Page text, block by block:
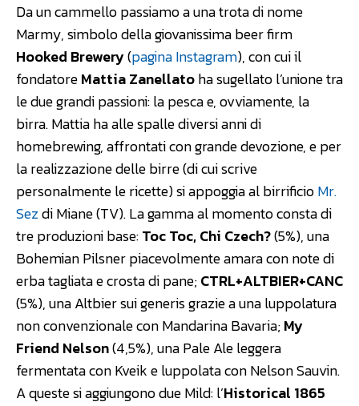
Da un cammello passiamo a una trota di nome
Marmy, simbolo della giovanissima beer firm
Hooked Brewery(pagina Instagram), con cui il
fondatoreMattia Zanellatoha sugellato l’unione tra
le due grandi passioni: la pesca e, ovviamente, la
birra. Mattia ha alle spalle diversi anni di
homebrewing, affrontati con grande devozione, e per
la realizzazione delle birre (di cui scrive
personalmente le ricette) si appoggia al birrificioMr.
Sezdi Miane (TV). La gamma al momento consta di
tre produzioni base:Toc Toc, Chi Czech?(5%), una
Bohemian Pilsner piacevolmente amara con note di
erba tagliata e crosta di pane;CTRL+ALTBIER+CANC
(5%), una Altbier sui generis grazie a una luppolatura
non convenzionale con Mandarina Bavaria;My
Friend Nelson(4,5%), una Pale Ale leggera
fermentata con Kveik e luppolata con Nelson Sauvin.
A queste si aggiungono due Mild: l’Historical 1865